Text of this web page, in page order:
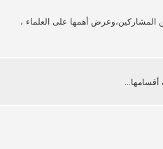
المشاركين،وعرض أهمها على العلماء ،